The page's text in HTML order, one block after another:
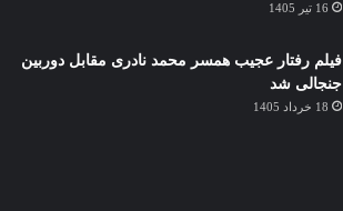
16 تیر 1405
فیلم رفتار عجیب همسر محمد نادری مقابل دوربین
جنجالی شد
18 خرداد 1405